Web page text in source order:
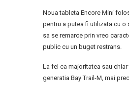
Noua tableta Encore Mini
pentru a putea fi utilizata cu o
sa se remarce prin vreo
public cu un buget restrans.
La fel ca majoritatea sau
generatia Bay Trail-M, mai